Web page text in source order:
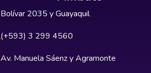
Bolívar 2035 y Guayaquil
(+593) 3 299 4560
Av. Manuela Sáenz y Agramonte